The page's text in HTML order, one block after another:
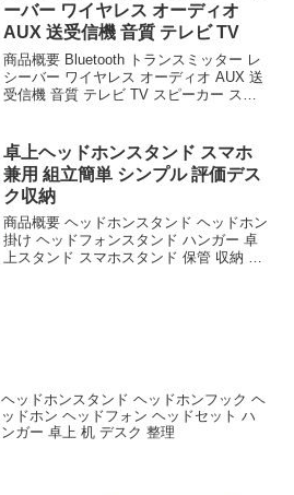
ーバー ワイヤレス オーディオ
AUX 送受信機 音質 テレビ TV
商品概要 Bluetooth トランスミッター レ
シーバー ワイヤレス オーディオ AUX 送
受信機 音質 テレビ TV スピーカー ステ
タブレッ...
卓上ヘッドホンスタンド スマホ
兼用 組立簡単 シンプル 評価デス
ク収納
商品概要 ヘッドホンスタンド ヘッドホン
掛け ヘッドフォンスタンド ハンガー 卓
上スタンド スマホスタンド 保管 収納 卓
ヘッドホンスタンド ヘッドホンフック ヘ
ッドホン ヘッドフォン ヘッドセット ハ
ンガー 卓上 机 デスク 整理